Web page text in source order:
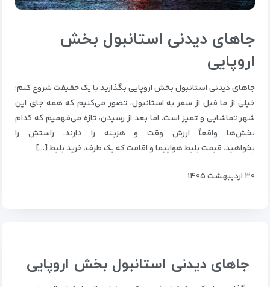
جاهای دیدنی استانبول بخش
اروپایی
جاهای دیدنی استانبول بخش اروپایی بگذارید با یک حقیقت شروع کنم:
خیلی از ما قبل از سفر به استانبول، تصور می‌کنیم که همه جای این
شهر تماشایی و تمیز است. اما بعد از رسیدن، تازه می‌فهمیم که کدام
بخش‌ها واقعاً ارزش وقت و هزینه را دارند. راستش را
بخواهید، قیمت بلیط هواپیما و اقامت که یک طرف، خرید بلیط […]
۳۰ اردیبهشت ۱۴۰۵
جاهای دیدنی استانبول بخش اروپایی